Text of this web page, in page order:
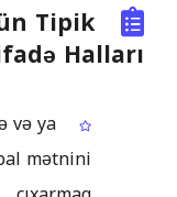
Tipik
Halları
və ya
mətnini